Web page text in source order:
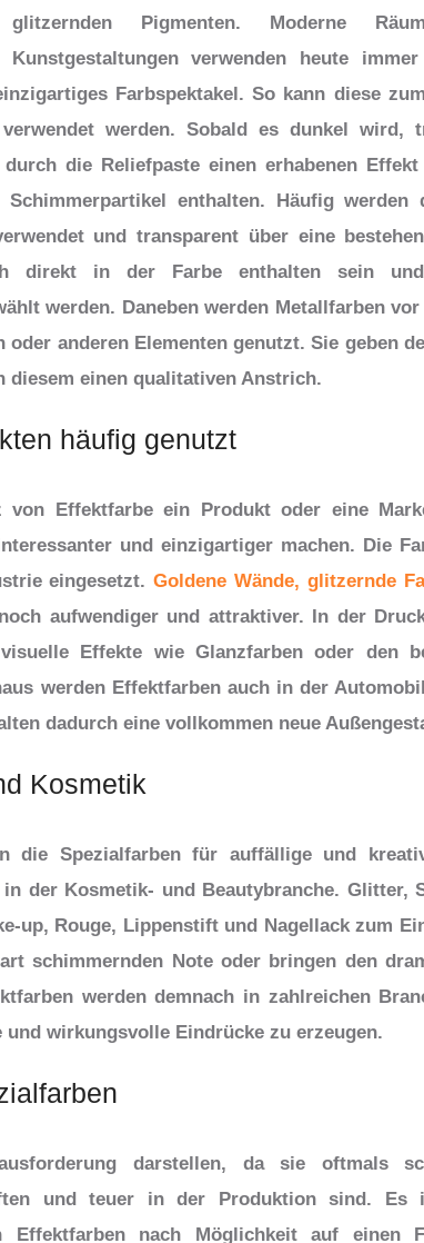
glitzernden Pigmenten. Moderne
Kunstgestaltungen verwenden heute
Farbspektakel. So kann diese
werden. Sobald es dunkel wird,
die Reliefpaste einen erhabenen Effekt
enthalten. Häufig werden
und transparent über eine
direkt in der Farbe enthalten sein und
werden. Daneben werden Metallfarben
anderen Elementen genutzt. Sie geben
einen qualitativen Anstrich.
häufig genutzt
von Effektfarbe ein Produkt oder eine
und einzigartiger machen. Die
eingesetzt.Goldene Wände, glitzernde
aufwendiger und attraktiver. In der
Effekte wie Glanzfarben oder den
werden Effektfarben auch in der
dadurch eine vollkommen neue
Kosmetik
die Spezialfarben für auffällige und
der Kosmetik- und Beautybranche. Glitter,
up, Rouge, Lippenstift und Nagellack zum
schimmernden Note oder bringen den
werden demnach in zahlreichen
wirkungsvolle Eindrücke zu erzeugen.
darstellen, da sie oftmals
und teuer in der Produktion sind. Es
nach Möglichkeit auf einen